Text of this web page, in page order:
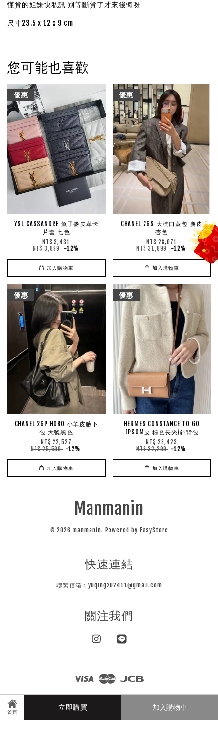
首頁
立即購買 加入購物車
懂貨的姐妹快私訊 別等斷貨了才來後悔呀
尺寸23.5 x 12 x 9 cm
您可能也喜歡
優惠
YSL CASSANDRE 魚子醬皮革卡
片套 七色
NT$ 3,431
NT$ 3,899 -12%
加入購物車
優惠
CHANEL 26S 大號口蓋包 麂皮
杏色
NT$ 28,071
NT$ 31,899 -12%
加入購物車
優惠
CHANEL 26P HOBO 小羊皮腋下
包 大號黑色
NT$ 22,527
NT$ 25,599 -12%
加入購物車
優惠
HERMES CONSTANCE TO GO
EPSOM皮 棕色長夾/斜背包
NT$ 28,423
NT$ 32,299 -12%
加入購物車
Manmanin
© 2026 manmanin. Powered by EasyStore
快速連結
聯繫信箱：yuqing202411@gmail.com
關注我們
Instagram
Visa Master